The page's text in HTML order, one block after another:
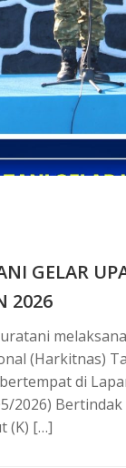
GELAR
2026
(Harkitnas)
di
2026)
(K) […]